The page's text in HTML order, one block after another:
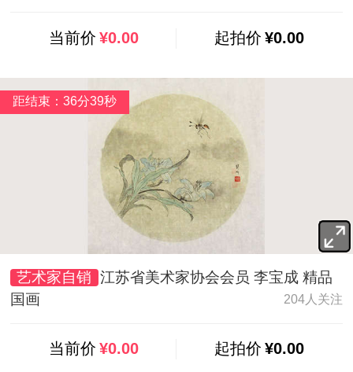
当前价 ¥0.00 起拍价 ¥0.00
艺术家自销 江苏省美术家协会会员 李宝成 精品
国画
204人关注
当前价 ¥0.00 起拍价 ¥0.00
距结束：36分37秒